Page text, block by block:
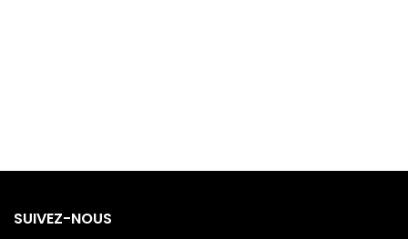
SUIVEZ-NOUS